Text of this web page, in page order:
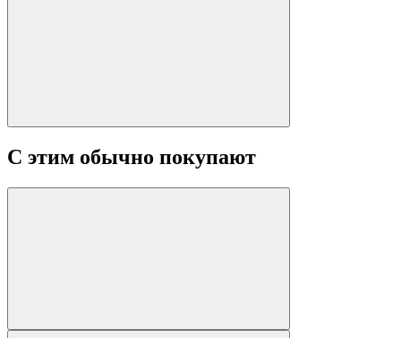
С этим обычно покупают